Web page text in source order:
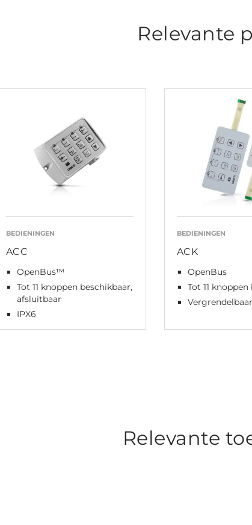
Relevante
BEDIENINGEN
ACC
OpenBus™
Tot 11 knoppen beschikbaar,
afsluitbaar
IPX6
BEDIENINGEN
ACK
OpenBus
Tot 11
Relevante